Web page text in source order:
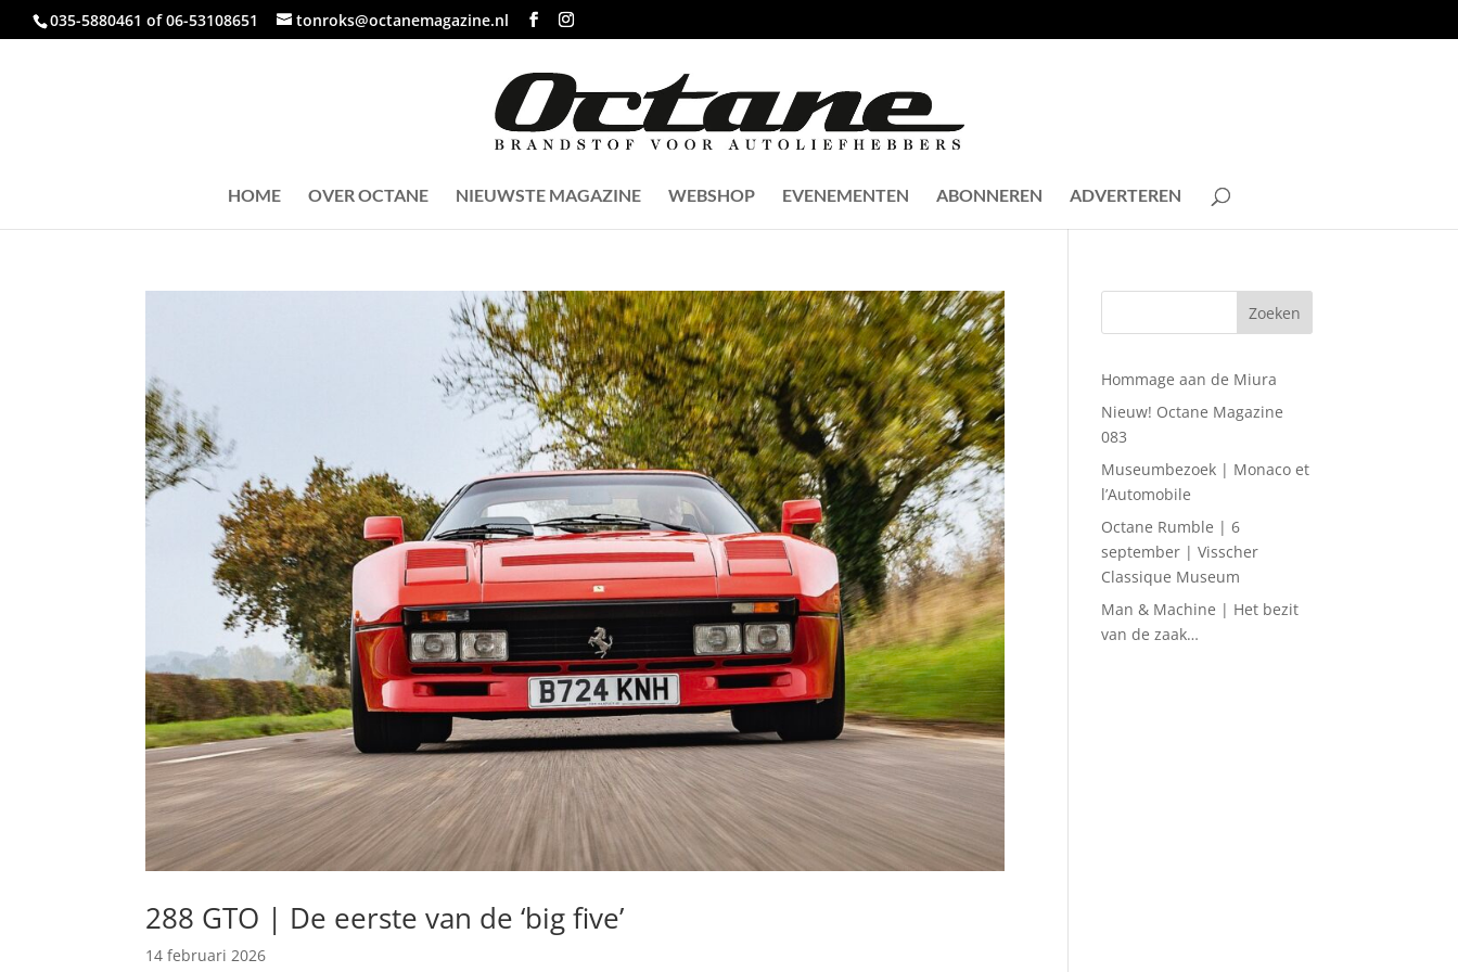
035-5880461 of 06-53108651 tonroks@octanemagazine.nl
HOME OVER OCTANE NIEUWSTE MAGAZINE WEBSHOP EVENEMENTEN ABONNEREN ADVERTEREN
288 GTO | De eerste van de ‘big five’
14 februari 2026
Hommage aan de Miura
Nieuw! Octane Magazine
083
Museumbezoek | Monaco et
l’Automobile
Octane Rumble | 6
september | Visscher
Classique Museum
Man & Machine | Het bezit
van de zaak…